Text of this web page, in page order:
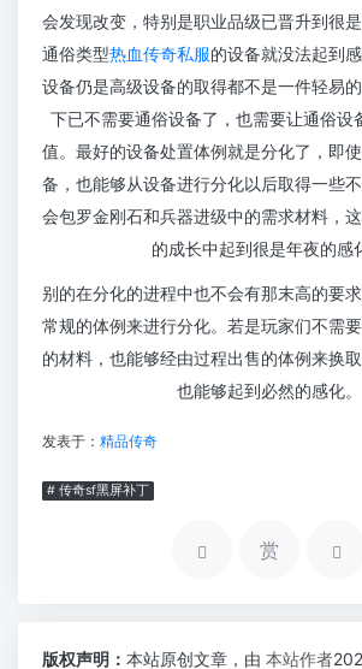
会发现改变，特别是职业品级已晋升到很
通俗类型热血传奇私服的设备就没法起到
设备仍是高级设备的取得都不是一件轻易
下已不需要通俗设备了，也需要让通俗设
值。最好的设备处置体例就是分化了，即
备，也能够从设备进行分化以后取得一些
会包罗金刚石和兵器进级中的需求材料，
的成长中起到很是年夜的感
别的在分化的进程中也不会有那末高的要
常规的体例来进行分化。若是玩家们不需
的材料，也能够经由过程出售的体例来换
也能够起到必然的感化。
发表于： 精品传奇
# 传奇sf黑屏补丁
赏
版权声明： 本站原创文章，由 本站作者